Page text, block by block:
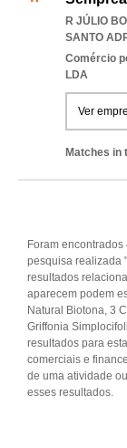
R JÚLIO
SANTO
Comércio
LDA
Ver
Matches in
Foram
pesquisa realizada
resultados
aparecem podem
Natural Biotona, 3
Griffonia
resultados para
comerciais e
de uma atividade
esses resultados.